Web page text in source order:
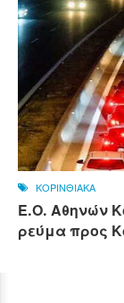
ΚΟΡΙΝΘΙΑΚΑ
Ε.Ο. Αθηνών
ρεύμα προς